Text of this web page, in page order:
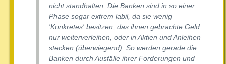
nicht standhalten. Die Banken sind in so einer
Phase sogar extrem labil, da sie wenig
'Konkretes' besitzen, das ihnen gebrachte Geld
nur weiterverleihen, oder in Aktien und Anleihen
stecken (überwiegend). So werden gerade die
Banken durch Ausfälle ihrer Forderungen und